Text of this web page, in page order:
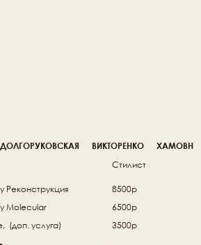
ДОЛГОРУКОВСКАЯ ВИКТОРЕНКО
Стилист
Реконструкция
8500р
Molecular
6500р
(доп. услуга)
3500р